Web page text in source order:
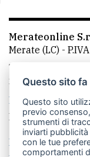
Merateonline
Merate (LC) -
Telefono:
mail:
La redazione
Made by VIP
Privacy policy
Questo sito
Questo sito
previo
strumenti di
inviarti
con le tue
comportamenti